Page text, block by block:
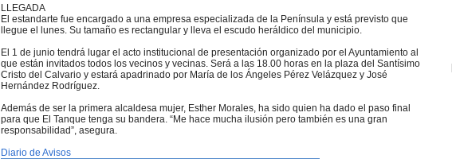
LLEGADA
El estandarte fue encargado a una empresa especializada de la Península y está previsto que
llegue el lunes. Su tamaño es rectangular y lleva el escudo heráldico del municipio.
El 1 de junio tendrá lugar el acto institucional de presentación organizado por el Ayuntamiento al
que están invitados todos los vecinos y vecinas. Será a las 18.00 horas en la plaza del Santísimo
Cristo del Calvario y estará apadrinado por María de los Ángeles Pérez Velázquez y José
Hernández Rodríguez.
Además de ser la primera alcaldesa mujer, Esther Morales, ha sido quien ha dado el paso final
para que El Tanque tenga su bandera. “Me hace mucha ilusión pero también es una gran
responsabilidad”, asegura.
Diario de Avisos